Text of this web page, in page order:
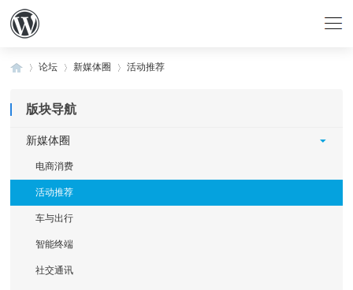
»
论坛
›
新媒体圈 活动推荐
版块导航
新媒体圈
电商消费
活动推荐
车与出行
智能终端
社交通讯